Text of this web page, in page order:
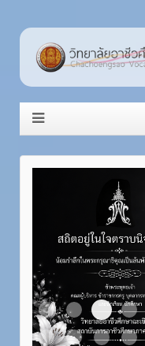
Item 1 Item 2Item
Item 11Item 12Item